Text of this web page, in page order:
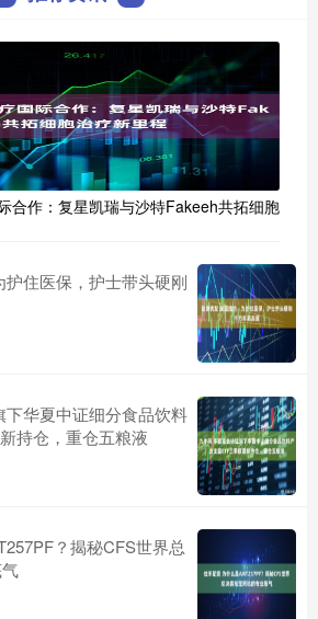
合作：复星凯瑞与沙特Fakeeh共拓细胞
住医保，护士带头硬刚
华夏中证细分食品饮料
持仓，重仓五粮液
？揭秘CFS世界总